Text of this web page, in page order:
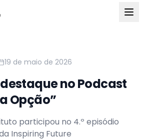
19 de maio de 2026
destaque no Podcast
Opção”
participou no 4.º episódio
Inspiring Future